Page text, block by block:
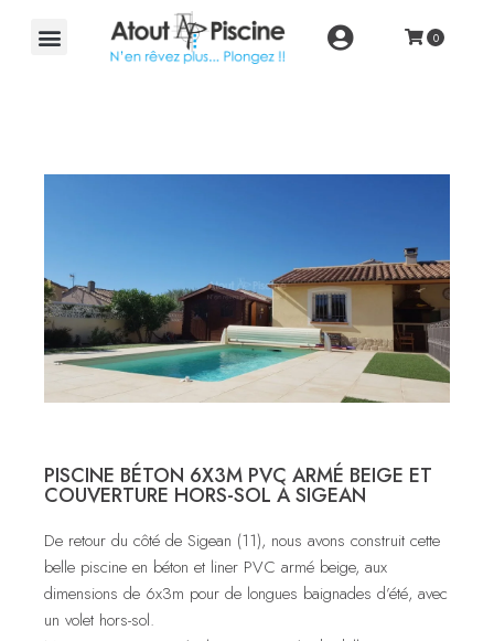
PISCINE BÉTON 6X3M PVC ARMÉ BEIGE ET
COUVERTURE HORS-SOL À SIGEAN
De retour du côté de Sigean (11), nous avons construit cette
belle piscine en béton et liner PVC armé beige, aux
dimensions de 6x3m pour de longues baignades d’été, avec
un volet hors-sol.